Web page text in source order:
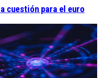
cuestión para el euro